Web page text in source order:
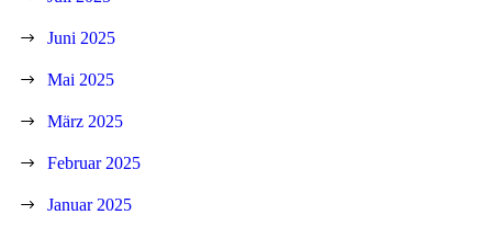
Juni 2025
Mai 2025
März 2025
Februar 2025
Januar 2025